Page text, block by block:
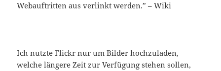
Webauftritten aus verlinkt werden.” – Wiki
Ich nutzte Flickr nur um Bilder hochzuladen,
welche längere Zeit zur Verfügung stehen sollen,